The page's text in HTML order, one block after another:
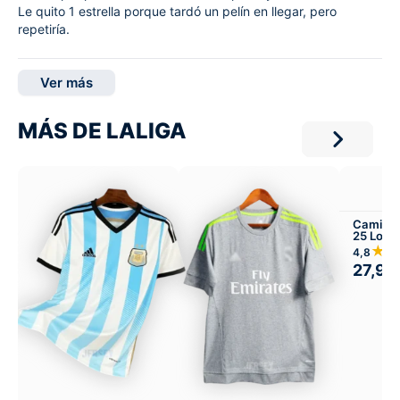
Le quito 1 estrella porque tardó un pelín en llegar, pero
repetiría.
Ver más
MÁS DE LALIGA
25 Local
4,8
27,99